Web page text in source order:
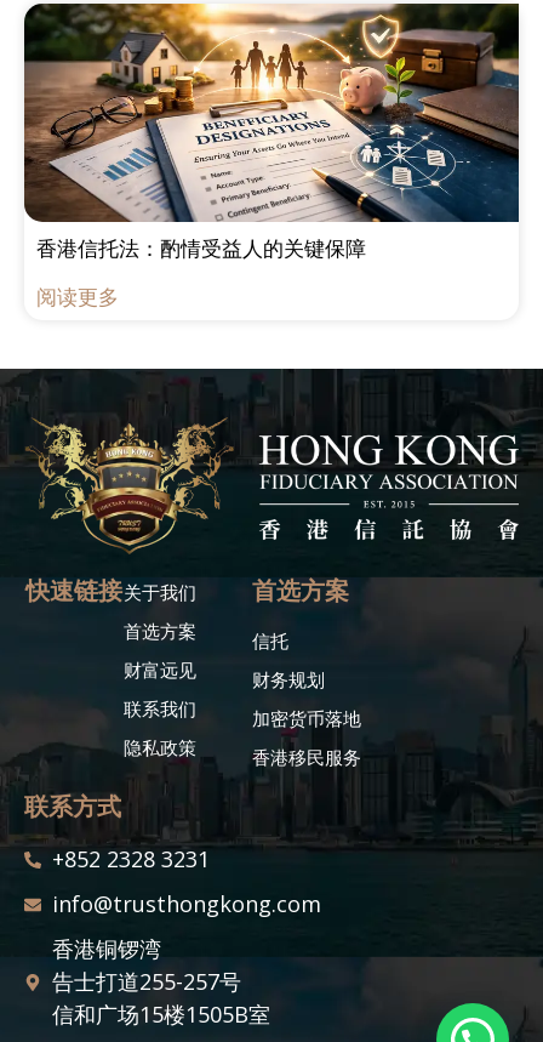
香港信托法：酌情受益人的关键保障
阅读更多
快速链接关于我们
首选方案
财富远见
联系我们
隐私政策
首选方案
信托
财务规划
加密货币落地
香港移民服务
联系方式
+852 2328 3231
info@trusthongkong.com
香港铜锣湾
告士打道255-257号
信和广场15楼1505B室